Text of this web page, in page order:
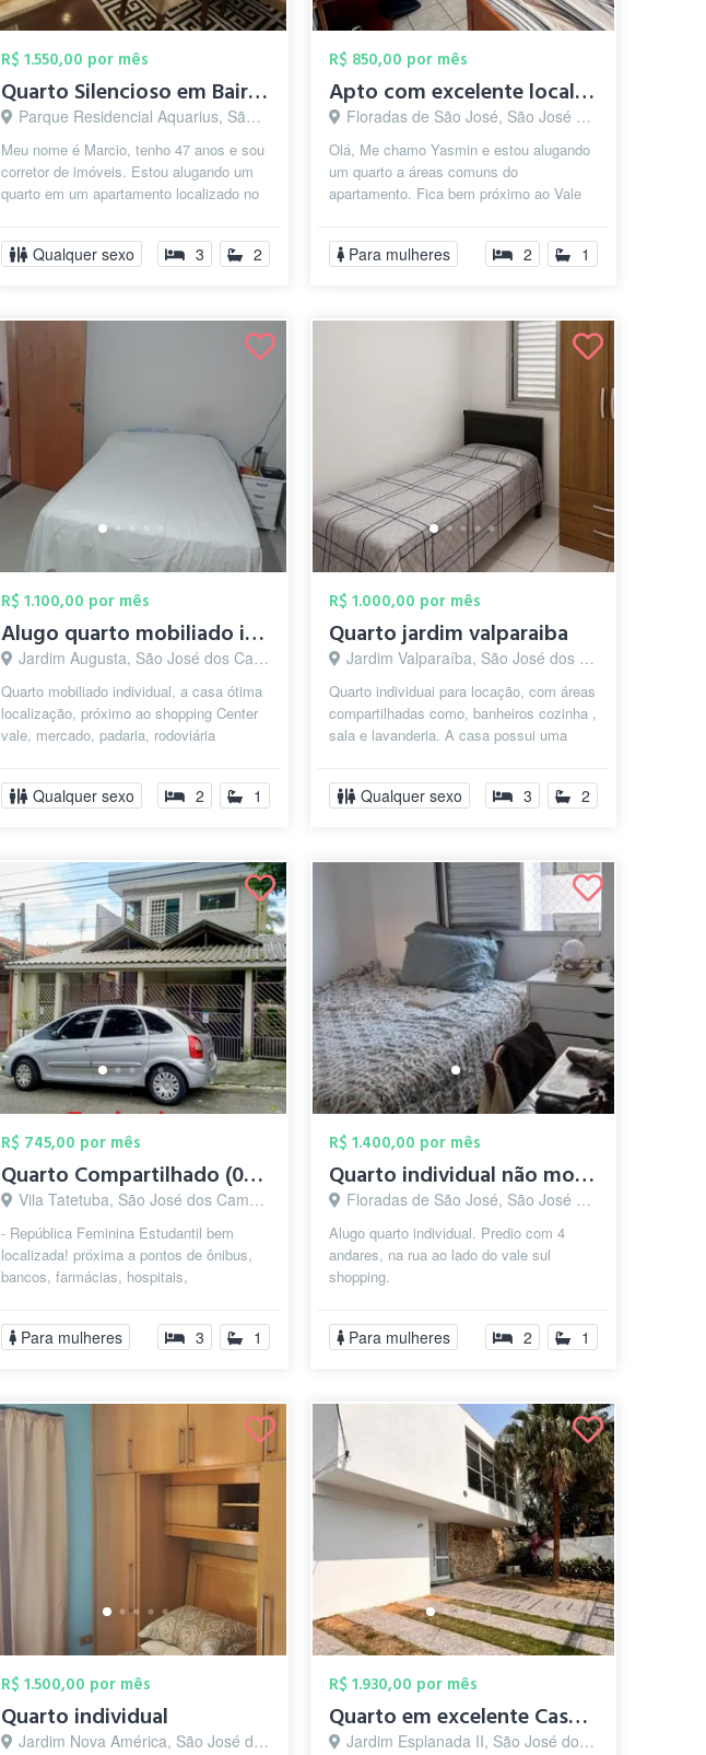
R$ 1.550,00 por mês
Quarto Silencioso em Bairro Nobre
Parque Residencial Aquarius, São José dos Campos - SP
Meu nome é Marcio, tenho 47 anos e sou
corretor de imóveis. Estou alugando um
quarto em um apartamento localizado no
Qualquer sexo 3 2
R$ 850,00 por mês
Apto com excelente localizacão no Florad...
Floradas de São José, São José dos Campos - SP
Olá, Me chamo Yasmin e estou alugando
um quarto a áreas comuns do
apartamento. Fica bem próximo ao Vale
padar...
Para mulheres 2 1
R$ 1.100,00 por mês
Alugo quarto mobiliado individual
Jardim Augusta, São José dos Campos - SP
Quarto mobiliado individual, a casa ótima
localização, próximo ao shopping Center
vale, mercado, padaria, rodoviária
Qualquer sexo 2 1
R$ 1.000,00 por mês
Quarto jardim valparaiba
Jardim Valparaíba, São José dos Campos - SP
Quarto individuai para locação, com áreas
compartilhadas como, banheiros cozinha ,
sala e lavanderia. A casa possui uma
Qualquer sexo 3 2
R$ 745,00 por mês
Quarto Compartilhado (03 estudantes)
Vila Tatetuba, São José dos Campos - SP
- República Feminina Estudantil bem
localizada! próxima a pontos de ônibus,
bancos, farmácias, hospitais,
hamburgueria,supermercados etc...
Para mulheres 3 1
R$ 1.400,00 por mês
Quarto individual não mobiliado
Floradas de São José, São José dos Campos - SP
Alugo quarto individual. Predio com 4
andares, na rua ao lado do vale sul
shopping.
Para mulheres 2 1
R$ 1.500,00 por mês
Quarto individual
Jardim Nova América, São José dos Campos - SP
R$ 1.930,00 por mês
Quarto em excelente Casa Jd. Esplanada -...
Jardim Esplanada II, São José dos Campos - SP